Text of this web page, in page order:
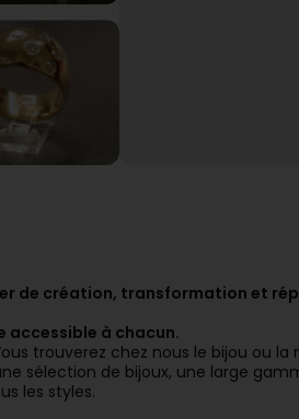
de création, transformation et
accessible à chacun.
trouverez chez nous le bijou ou
sélection de bijoux, une large
les styles.